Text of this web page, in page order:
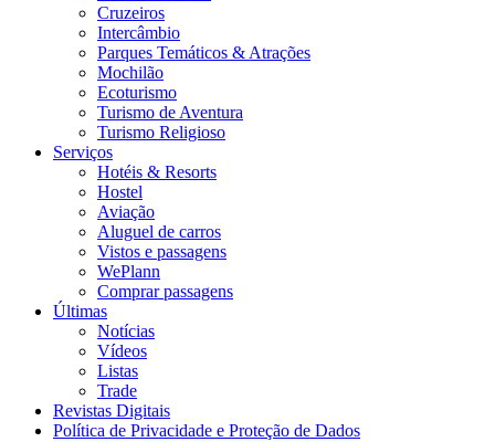
Cruzeiros
Intercâmbio
Parques Temáticos & Atrações
Mochilão
Ecoturismo
Turismo de Aventura
Turismo Religioso
Serviços
Hotéis & Resorts
Hostel
Aviação
Aluguel de carros
Vistos e passagens
WePlann
Comprar passagens
Últimas
Notícias
Vídeos
Listas
Trade
Revistas Digitais
Política de Privacidade e Proteção de Dados